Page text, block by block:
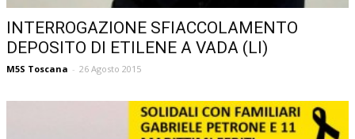
INTERROGAZIONE SFIACCOLAMENTO
DEPOSITO DI ETILENE A VADA (LI)
M5S Toscana - 26 Agosto 2015